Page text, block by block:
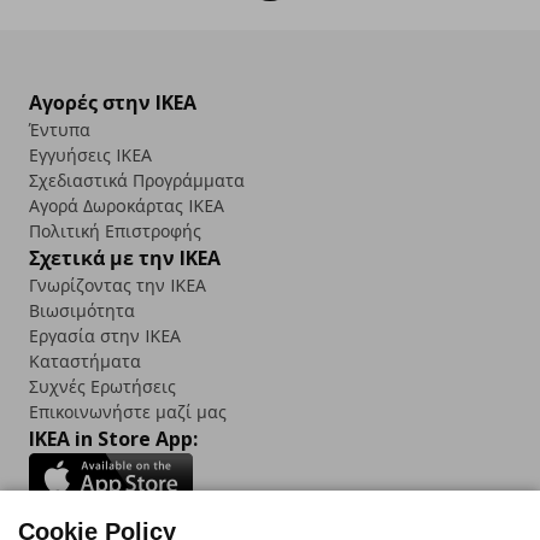
Αγορές στην IKEA
Έντυπα
Εγγυήσεις IKEA
Σχεδιαστικά Προγράμματα
Αγορά Δωρoκάρτας IKEA
Πολιτική Επιστροφής
Σχετικά με την IKEA
Γνωρίζοντας την IKEA
Βιωσιμότητα
Εργασία στην IKEA
Καταστήματα
Συχνές Ερωτήσεις
Επικοινωνήστε μαζί μας
IKEA in Store App:
Cookie Policy